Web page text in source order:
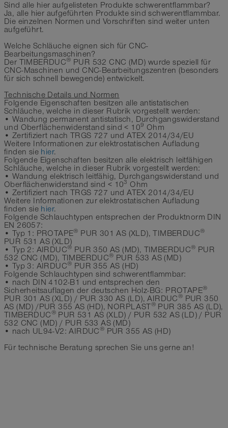
Sind alle hier aufgelisteten Produkte schwerentflammbar?
Ja, alle hier aufgeführten Produkte sind schwerentflammbar.
Die einzelnen Normen und Vorschriften sind weiter unten
aufgeführt.
Welche Schläuche eignen sich für CNC-
Bearbeitungsmaschinen?
Der TIMBERDUC® PUR 532 CNC (MD) wurde speziell für
CNC-Maschinen und CNC-Bearbeitungszentren (besonders
für sich schnell bewegende) entwickelt.
Technische Details und Normen
Folgende Eigenschaften besitzen alle antistatischen
Schläuche, welche in dieser Rubrik vorgestellt werden:
• Wandung permanent antistatisch, Durchgangswiderstand
und Oberflächenwiderstand sind < 109 Ohm
• Zertifiziert nach TRGS 727 und ATEX 2014/34/EU
Weitere Informationen zur elektrostatischen Aufladung
finden sie hier.
Folgende Eigenschaften besitzen alle elektrisch leitfähigen
Schläuche, welche in dieser Rubrik vorgestellt werden:
• Wandung elektrisch leitfähig, Durchgangswiderstand und
Oberflächenwiderstand sind < 103 Ohm
• Zertifiziert nach TRGS 727 und ATEX 2014/34/EU
Weitere Informationen zur elektrostatischen Aufladung
finden sie hier.
Folgende Schlauchtypen entsprechen der Produktnorm DIN
EN 26057:
• Typ 1: PROTAPE® PUR 301 AS (XLD), TIMBERDUC®
PUR 531 AS (XLD)
• Typ 2: AIRDUC® PUR 350 AS (MD), TIMBERDUC® PUR
532 CNC (MD), TIMBERDUC® PUR 533 AS (MD)
• Typ 3: AIRDUC® PUR 355 AS (HD)
Folgende Schlauchtypen sind schwerentflammbar:
• nach DIN 4102-B1 und entsprechen den
Sicherheitsauflagen der deutschen Holz-BG: PROTAPE®
PUR 301 AS (XLD) / PUR 330 AS (LD), AIRDUC® PUR 350
AS (MD) /PUR 355 AS (HD), NORPLAST® PUR 385 AS (LD),
TIMBERDUC® PUR 531 AS (XLD) / PUR 532 AS (LD) / PUR
532 CNC (MD) / PUR 533 AS (MD)
• nach UL94-V2: AIRDUC® PUR 355 AS (HD)
Für technische Beratung sprechen Sie uns gerne an!